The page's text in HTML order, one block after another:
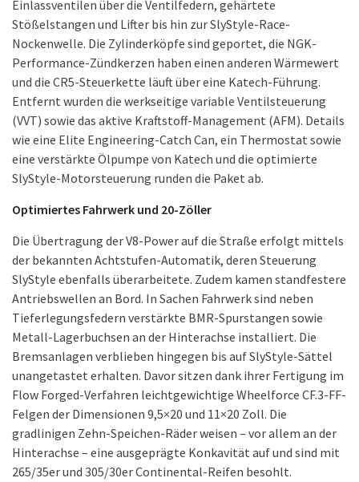
Nockenwelle. Die Zylinderköpfe sind geportet, die NGK-
Performance-Zündkerzen haben einen anderen Wärmewert
und die CR5-Steuerkette läuft über eine Katech-Führung.
Entfernt wurden die werkseitige variable Ventilsteuerung
(VVT) sowie das aktive Kraftstoff-Management (AFM). Details
wie eine Elite Engineering-Catch Can, ein Thermostat sowie
eine verstärkte Ölpumpe von Katech und die optimierte
SlyStyle-Motorsteuerung runden die Paket ab.
Optimiertes Fahrwerk und 20-Zöller
Die Übertragung der V8-Power auf die Straße erfolgt mittels
SlyStyle ebenfalls überarbeitete. Zudem kamen standfestere
Antriebswellen an Bord. In Sachen Fahrwerk sind neben
Tieferlegungsfedern verstärkte BMR-Spurstangen sowie
Metall-Lagerbuchsen an der Hinterachse installiert. Die
Bremsanlagen verblieben hingegen bis auf SlyStyle-Sättel
unangetastet erhalten. Davor sitzen dank ihrer Fertigung im
Flow Forged-Verfahren leichtgewichtige Wheelforce CF.3-FF-
Felgen der Dimensionen 9,5×20 und 11×20 Zoll. Die
gradlinigen Zehn-Speichen-Räder weisen – vor allem an der
Hinterachse – eine ausgeprägte Konkavität auf und sind mit
265/35er und 305/30er Continental-Reifen besohlt.
Volle V8-Power und die interessantesten Berichte aus der